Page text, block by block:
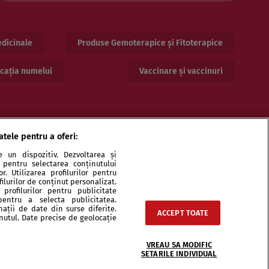
Produse Gemoterapice și Fitoterapice
numelui Vaccinare și vaccinuri
și specialiști Echipa Contact Sitemap
pentru a oferi:
un dispozitiv. Dezvoltarea și
selectarea conținutului
Utilizarea profilurilor pentru
de conținut personalizat.
profilurilor pentru publicitate
a selecta publicitatea.
de date din surse diferite.
Date precise de geolocație
ACCEPT TOATE
VREAU SA MODIFIC
SETARILE INDIVIDUAL